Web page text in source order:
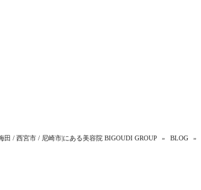
田 / 西宮市 / 尼崎市|にある美容院 BIGOUDI GROUP » BLOG »